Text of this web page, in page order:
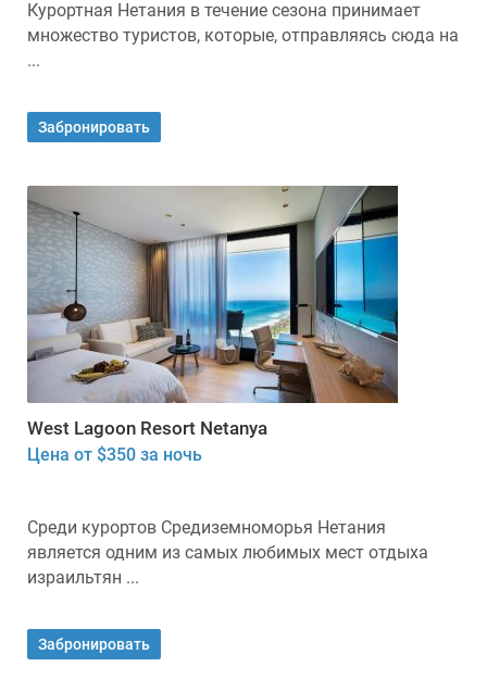
Курортная Нетания в течение сезона принимает
множество туристов, которые, отправляясь сюда на
...
Забронировать
West Lagoon Resort Netanya
Цена от $350 за ночь
Среди курортов Средиземноморья Нетания
является одним из самых любимых мест отдыха
израильтян ...
Забронировать